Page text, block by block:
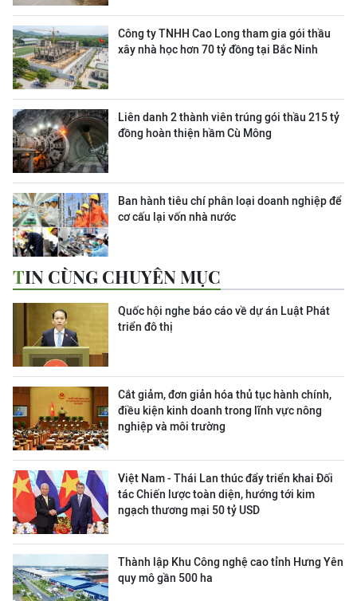
Công ty TNHH Cao Long tham gia gói thầu
xây nhà học hơn 70 tỷ đồng tại Bắc Ninh
Liên danh 2 thành viên trúng gói thầu 215 tỷ
đồng hoàn thiện hầm Cù Mông
Ban hành tiêu chí phân loại doanh nghiệp để
cơ cấu lại vốn nhà nước
TIN CÙNG CHUYÊN MỤC
Quốc hội nghe báo cáo về dự án Luật Phát
triển đô thị
Cắt giảm, đơn giản hóa thủ tục hành chính,
điều kiện kinh doanh trong lĩnh vực nông
nghiệp và môi trường
Việt Nam - Thái Lan thúc đẩy triển khai Đối
tác Chiến lược toàn diện, hướng tới kim
ngạch thương mại 50 tỷ USD
Thành lập Khu Công nghệ cao tỉnh Hưng Yên
quy mô gần 500 ha